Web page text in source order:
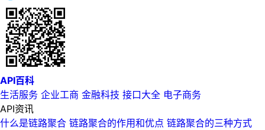
API百科
生活服务 企业工商 金融科技 接口大全 电子商务
API资讯
什么是链路聚合 链路聚合的作用和优点 链路聚合的三种方式